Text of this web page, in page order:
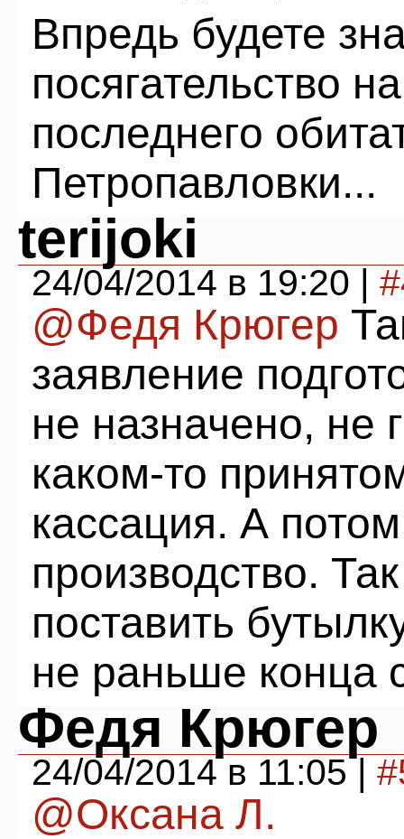
Впредь будете
посягательство
последнего
Петропавловки...
terijoki
24/04/2014 в 19:20 |
@Федя Крюгер
заявление
не назначено, не
каком-то
кассация. А
производство.
поставить
не раньше конца
Федя Крюгер
24/04/2014 в 11:05 |
@Оксана Л.